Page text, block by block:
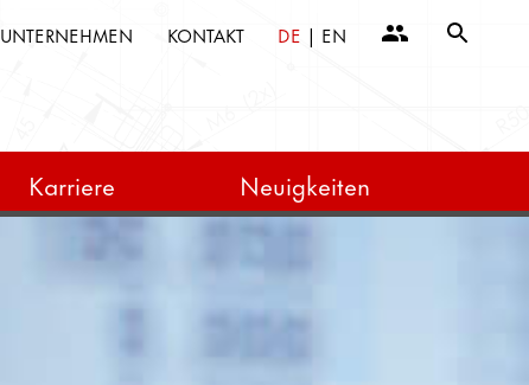
UNTERNEHMEN KONTAKT DE | EN
Karriere Neuigkeiten